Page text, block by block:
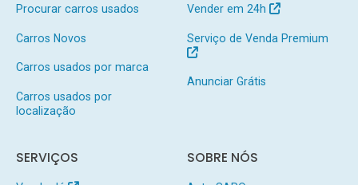
Procurar carros usados
Carros Novos
Carros usados por marca
Carros usados por
localização
Vender em 24h
Serviço de Venda Premium
Anunciar Grátis
SERVIÇOS SOBRE NÓS